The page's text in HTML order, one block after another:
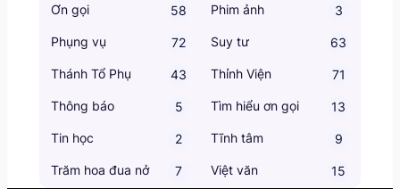
Ơn gọi 58 Phim ảnh 3
Phụng vụ 72 Suy tư 63
Thánh Tổ Phụ 43 Thỉnh Viện 71
Thông báo 5 Tìm hiểu ơn gọi 13
Tin học 2 Tĩnh tâm 9
Trăm hoa đua nở 7 Việt văn 15